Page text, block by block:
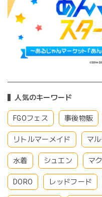
人気のキーワード
FGOフェス 事後物販
リトルマーメイド マ
水着 シュエン マ
DORO レッドフード